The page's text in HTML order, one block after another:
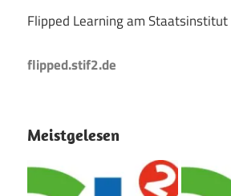
Flipped Learning am Staatsinstitut
flipped.stif2.de
Meistgelesen